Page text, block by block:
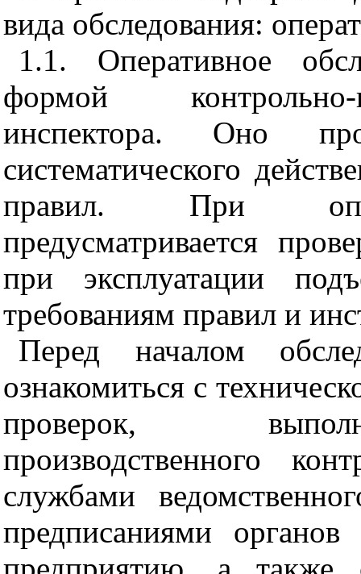
вида обследования:
1.1. Оперативное
формой контрольно-
инспектора. Оно
систематического
правил. При
предусматривается
при эксплуатации
требованиям правил и
Перед началом
ознакомиться с
проверок,
производственного
службами
предписаниями органов